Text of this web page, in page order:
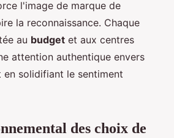
l'image de marque de
la reconnaissance. Chaque
au budget et aux centres
attention authentique envers
en solidifiant le sentiment
des choix de